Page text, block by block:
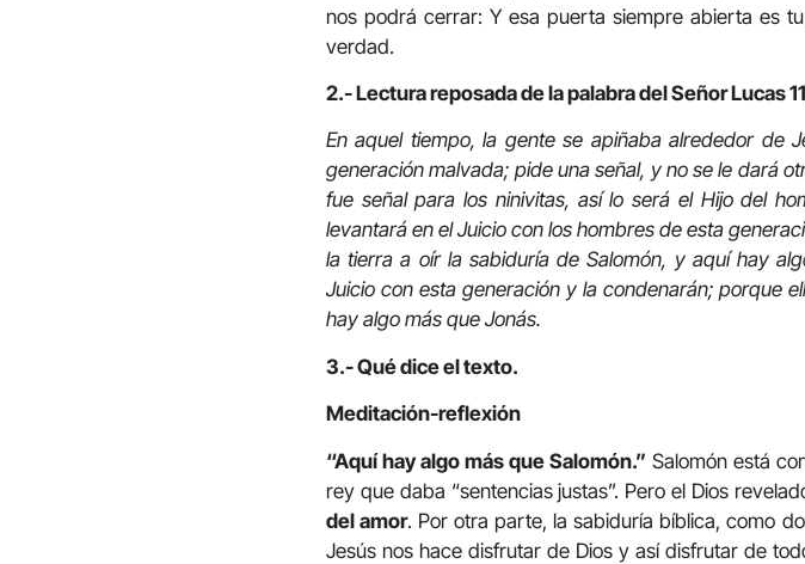
nos podrá cerrar: Y esa puerta siempre abierta es
verdad.
2.- Lectura reposada de la palabra del Señor Lucas
En aquel tiempo, la gente se apiñaba alrededor de
generación malvada; pide una señal, y no se le dará
fue señal para los ninivitas, así lo será el Hijo del
levantará en el Juicio con los hombres de esta
la tierra a oír la sabiduría de Salomón, y aquí hay
Juicio con esta generación y la condenarán; porque
hay algo más que Jonás.
3.- Qué dice el texto.
Meditación-reflexión
“Aquí hay algo más que Salomón.” Salomón está
rey que daba “sentencias justas”. Pero el Dios
del amor. Por otra parte, la sabiduría bíblica, como
Jesús nos hace disfrutar de Dios y así disfrutar de